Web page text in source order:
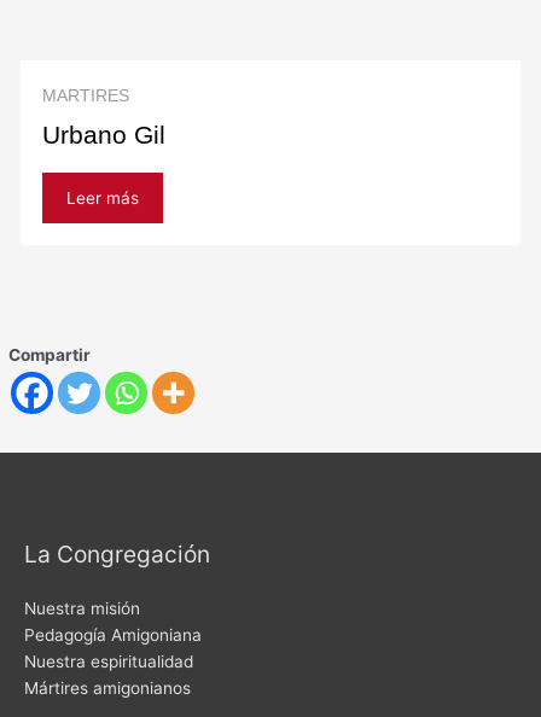
MARTIRES
Urbano Gil
Leer más
Compartir
La Congregación
Nuestra misión
Pedagogía Amigoniana
Nuestra espiritualidad
Mártires amigonianos